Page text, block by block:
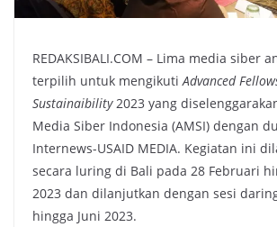
REDAKSIBALI.COM – Lima media siber
terpilih untuk mengikutiAdvanced
Sustainaibility2023 yang
Media Siber Indonesia (AMSI) dengan
Internews-USAID MEDIA. Kegiatan ini
secara luring di Bali pada 28 Februari
2023 dan dilanjutkan dengan sesi
hingga Juni 2023.